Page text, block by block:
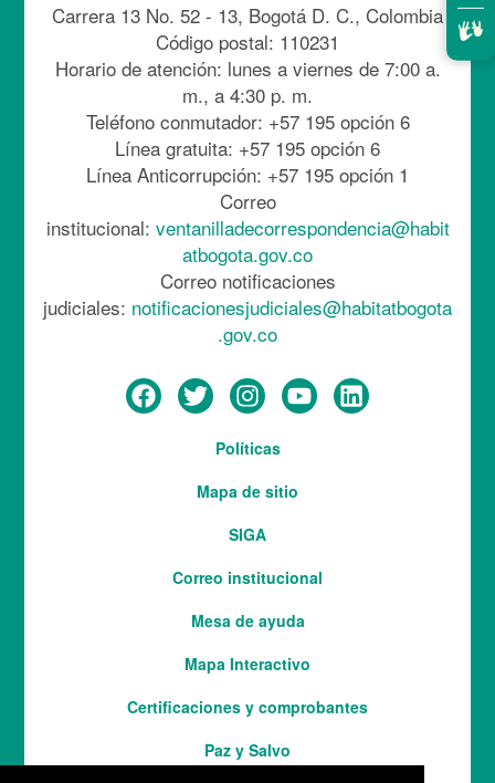
Carrera 13 No. 52 - 13, Bogotá D. C., Colombia
Código postal: 110231
Horario de atención: lunes a viernes de 7:00 a.
m., a 4:30 p. m.
Teléfono conmutador: +57 195 opción 6
Línea gratuita: +57 195 opción 6
Línea Anticorrupción: +57 195 opción 1
Correo
institucional: ventanilladecorrespondencia@habit
atbogota.gov.co
Correo notificaciones
judiciales: notificacionesjudiciales@habitatbogota
.gov.co
Políticas
Mapa de sitio
SIGA
Correo institucional
Mesa de ayuda
Mapa Interactivo
ServicesCertificaciones y comprobantes
Paz y Salvo